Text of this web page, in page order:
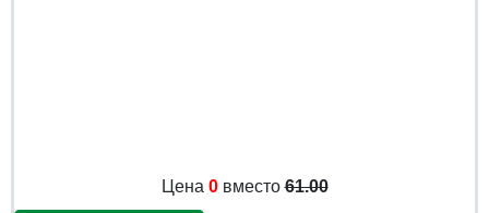
Цена 0вместо61.00